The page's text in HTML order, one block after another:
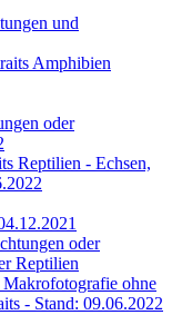
und
Amphibien
oder
Reptilien - Echsen,
oder
Reptilien
ohne
- Stand: 09.06.2022